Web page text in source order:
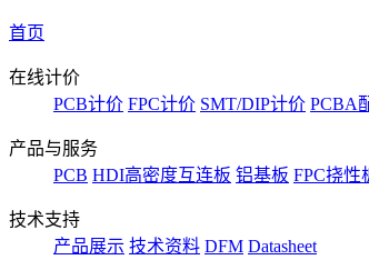
首页
在线计价
PCB计价 FPC计价 SMT/DIP计价 PCBA
产品与服务
PCB HDI高密度互连板 铝基板 FPC挠性
技术支持
产品展示 技术资料 DFM Datasheet